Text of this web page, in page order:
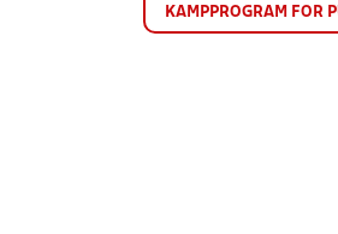
KAMPPROGRAM FOR